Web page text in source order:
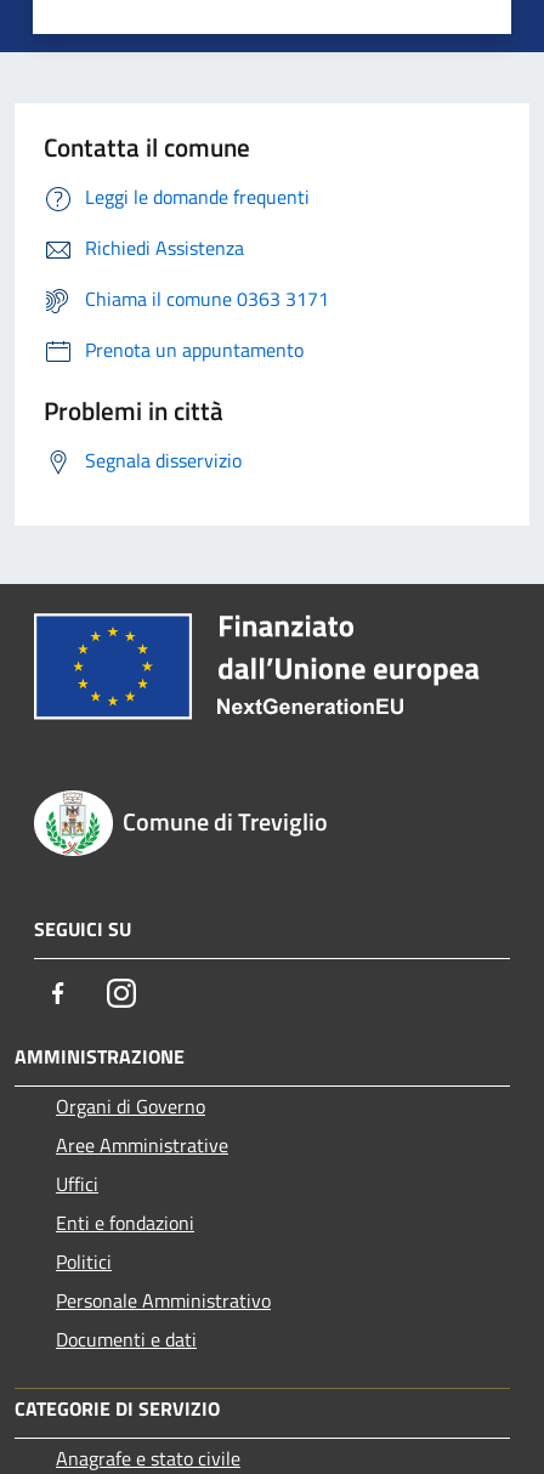
Contatta il comune
Leggi le domande frequenti
Richiedi Assistenza
Chiama il comune 0363 3171
Prenota un appuntamento
Problemi in città
Segnala disservizio
Comune di Treviglio
SEGUICI SU
FacebookInstagram
AMMINISTRAZIONE
Organi di Governo
Aree Amministrative
Uffici
Enti e fondazioni
Politici
Personale Amministrativo
Documenti e dati
CATEGORIE DI SERVIZIO
Anagrafe e stato civile